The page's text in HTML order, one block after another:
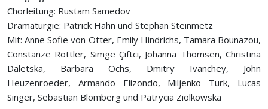
Chorleitung: Rustam Samedov
Dramaturgie: Patrick Hahn und Stephan Steinmetz
Mit: Anne Sofie von Otter, Emily Hindrichs, Tamara Bounazou,
Constanze Rottler, Simge Çiftci, Johanna Thomsen, Christina
Daletska, Barbara Ochs, Dmitry Ivanchey, John
Heuzenroeder, Armando Elizondo, Miljenko Turk, Lucas
Singer, Sebastian Blomberg und Patrycia Ziolkowska